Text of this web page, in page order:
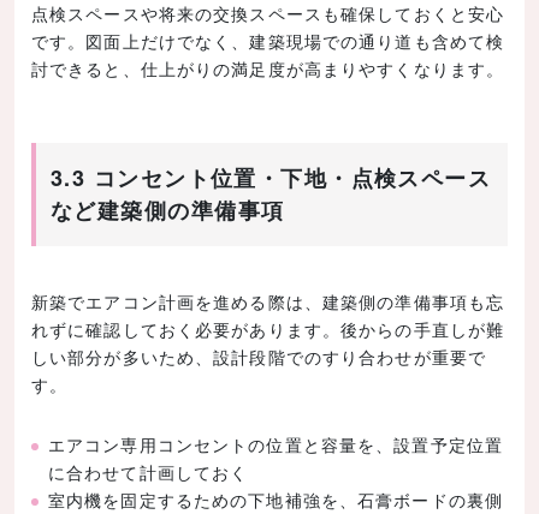
点検スペースや将来の交換スペースも確保しておくと安心
です。図面上だけでなく、建築現場での通り道も含めて検
討できると、仕上がりの満足度が高まりやすくなります。
3.3 コンセント位置・下地・点検スペース
など建築側の準備事項
新築でエアコン計画を進める際は、建築側の準備事項も忘
れずに確認しておく必要があります。後からの手直しが難
しい部分が多いため、設計段階でのすり合わせが重要で
す。
エアコン専用コンセントの位置と容量を、設置予定位置
に合わせて計画しておく
室内機を固定するための下地補強を、石膏ボードの裏側